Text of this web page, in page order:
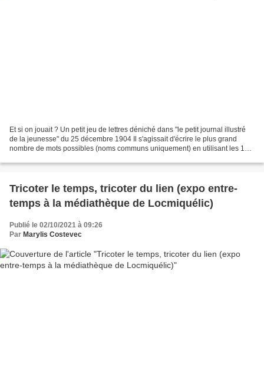
Et si on jouait ? Un petit jeu de lettres déniché dans "le petit journal illustré
de la jeunesse" du 25 décembre 1904 Il s'agissait d'écrire le plus grand
nombre de mots possibles (noms communs uniquement) en utilisant les 14
Tricoter le temps, tricoter du lien (expo entre-
temps à la médiathèque de Locmiquélic)
Publié le 02/10/2021 à 09:26
Par Marylis Costevec